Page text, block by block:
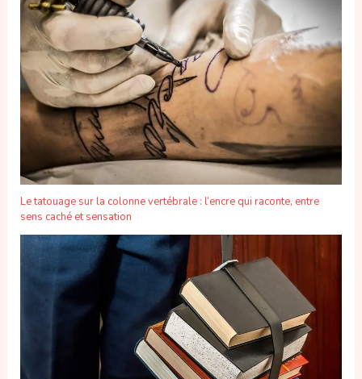
Le tatouage sur la colonne vertébrale : l’encre qui raconte, entre
sens caché et sensation